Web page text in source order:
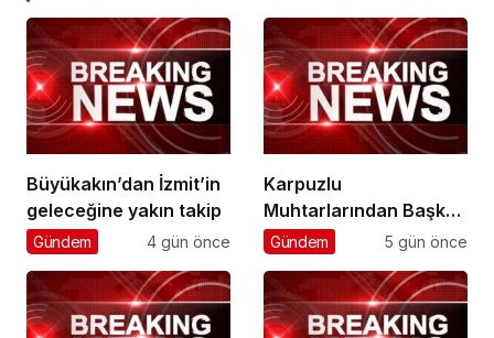
Büyükakın’dan İzmit’in
geleceğine yakın takip
Gündem 4 gün önce
Karpuzlu
Muhtarlarından Başkan
Çerçioğlu’na Hizmet
Gündem 5 gün önce